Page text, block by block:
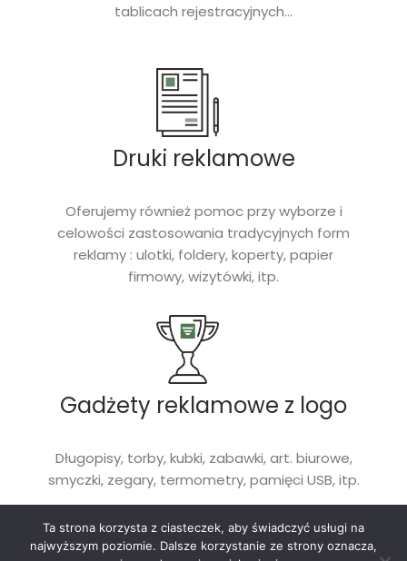
tablicach rejestracyjnych...
Druki reklamowe
Oferujemy również pomoc przy wyborze i
celowości zastosowania tradycyjnych form
reklamy : ulotki, foldery, koperty, papier
firmowy, wizytówki, itp.
Gadżety reklamowe z logo
Długopisy, torby, kubki, zabawki, art. biurowe,
smyczki, zegary, termometry, pamięci USB, itp.
Ta strona korzysta z ciasteczek, aby świadczyć usługi na
najwyższym poziomie. Dalsze korzystanie ze strony oznacza,